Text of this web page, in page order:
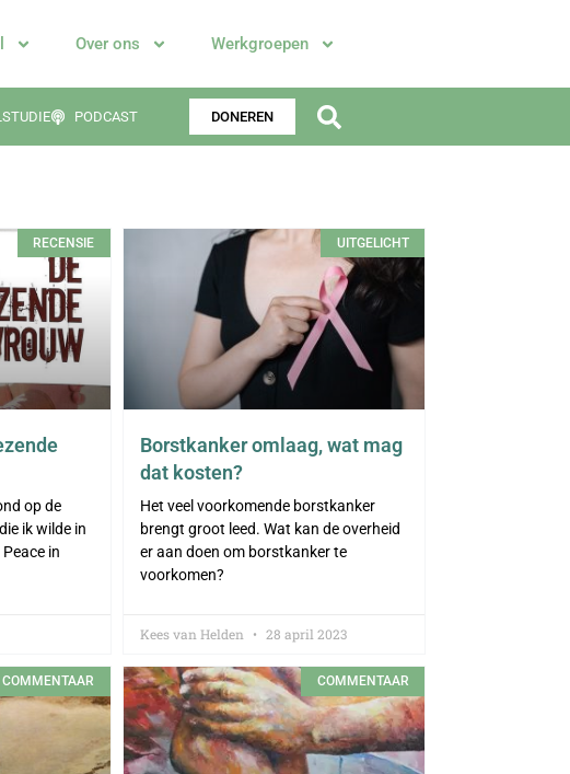
Over ons Werkgroepen
PODCAST DONEREN
RECENSIE
op de
ik wilde in
in
UITGELICHT
Borstkanker omlaag, wat mag
dat kosten?
Het veel voorkomende borstkanker
brengt groot leed. Wat kan de overheid
er aan doen om borstkanker te
voorkomen?
Kees van Helden 28 april 2023
COMMENTAAR COMMENTAAR